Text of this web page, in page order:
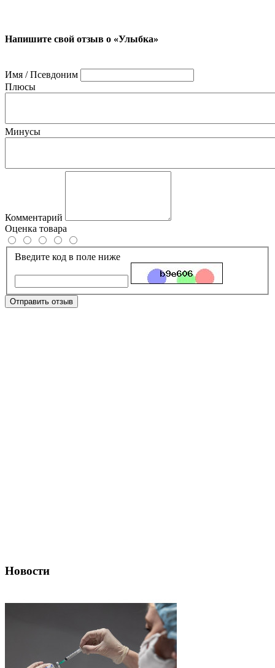
Напишите свой отзыв о «Улыбка»
Имя / Псевдоним
Плюсы
Минусы
Комментарий
Оценка товара
Введите код в поле ниже
Отправить отзыв
Новости